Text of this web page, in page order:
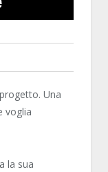
Una
voglia
la sua